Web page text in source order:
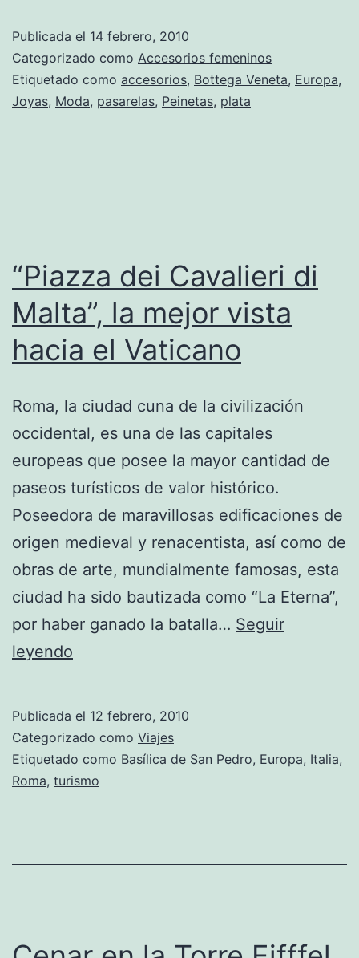
Publicada el 14 febrero, 2010
Categorizado como Accesorios femeninos
Etiquetado como accesorios, Bottega Veneta, Europa,
Joyas, Moda, pasarelas, Peinetas, plata
“Piazza dei Cavalieri di
Malta”, la mejor vista
hacia el Vaticano
Roma, la ciudad cuna de la civilización
occidental, es una de las capitales
europeas que posee la mayor cantidad de
paseos turísticos de valor histórico.
Poseedora de maravillosas edificaciones de
origen medieval y renacentista, así como de
obras de arte, mundialmente famosas, esta
ciudad ha sido bautizada como “La Eterna”,
por haber ganado la batalla… Seguir
leyendo
di
Malta”,
la
hacia
Publicada el 12 febrero, 2010
Categorizado como Viajes
Etiquetado como Basílica de San Pedro, Europa, Italia,
Roma, turismo